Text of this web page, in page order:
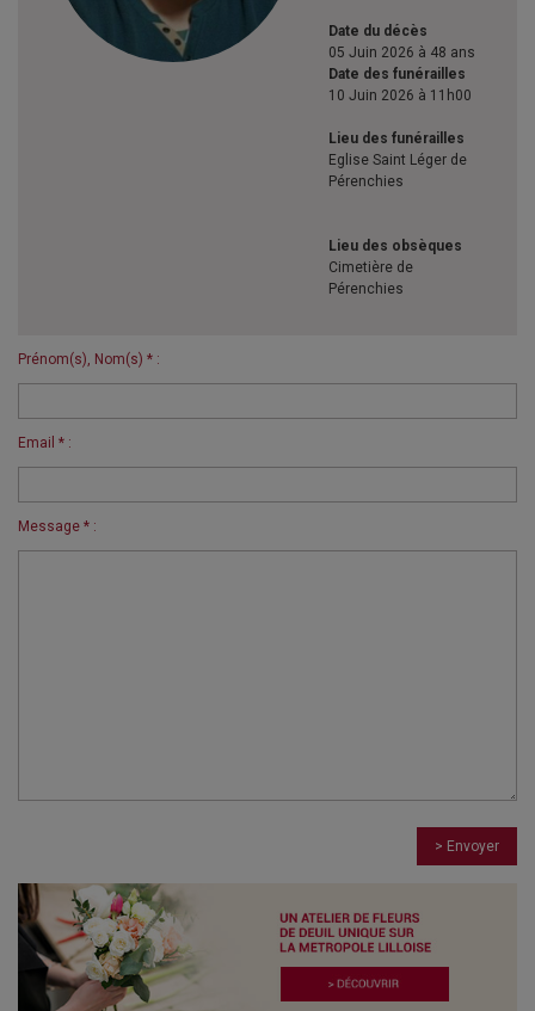
Date du décès
05 Juin 2026 à 48 ans
Date des funérailles
10 Juin 2026 à 11h00
Lieu des funérailles
Eglise Saint Léger de
Pérenchies
Lieu des obsèques
Cimetière de
Pérenchies
Prénom(s), Nom(s) * :
Email * :
Message * :
> Envoyer